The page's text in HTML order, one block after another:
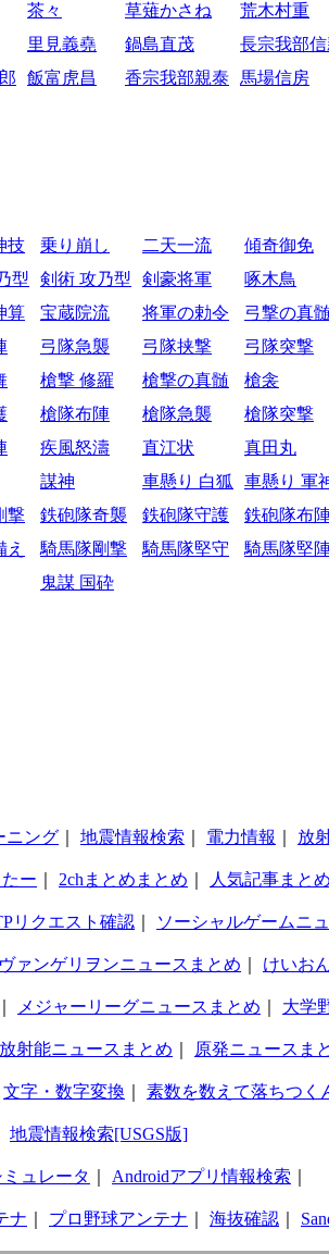
茶々 草薙かさね 荒木村重
里見義堯 鍋島直茂 長宗我部信
飯富虎昌 香宗我部親泰 馬場信房
技 乗り崩し 二天一流 傾奇御免
型 剣術 攻乃型 剣豪将軍 啄木鳥
算 宝蔵院流 将軍の勅令 弓撃の真髄
弓隊急襲 弓隊挟撃 弓隊突撃
槍撃 修羅 槍撃の真髄 槍衾
槍隊布陣 槍隊急襲 槍隊突撃
疾風怒濤 直江状 真田丸
謀神 車懸り 白狐 車懸り 軍
撃 鉄砲隊奇襲 鉄砲隊守護 鉄砲隊布
え 騎馬隊剛撃 騎馬隊堅守 騎馬隊堅
鬼謀 国砕
ニング 地震情報検索 電力情報 放
ー 2chまとめまとめ 人気記事まとめ
リクエスト確認 ソーシャルゲームニ
ァンゲリヲンニュースまとめ けいお
メジャーリーグニュースまとめ 大学
放射能ニュースまとめ 原発ニュースま
文字・数字変換 素数を数えて落ちつく
地震情報検索[USGS版]
ュレータ Androidアプリ情報検索
ナ プロ野球アンテナ 海抜確認